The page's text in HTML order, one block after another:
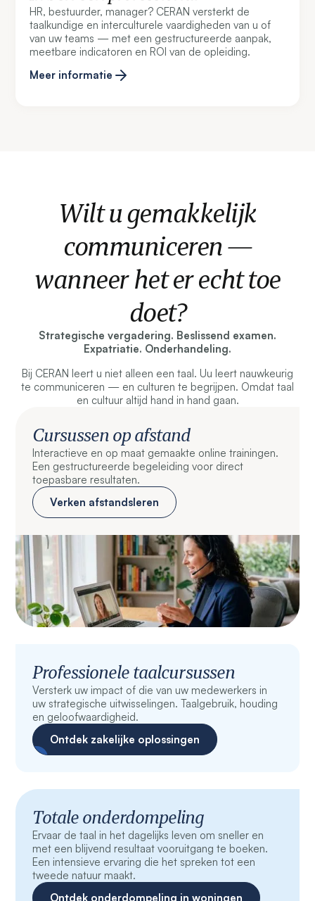
HR, bestuurder, manager? CERAN versterkt de
taalkundige en interculturele vaardigheden van u of
van uw teams — met een gestructureerde aanpak,
meetbare indicatoren en ROI van de opleiding.
Meer informatie
Wilt u gemakkelijk
communiceren —
wanneer het er echt toe
doet?
Strategische vergadering. Beslissend examen.
Expatriatie. Onderhandeling.
Bij CERAN leert u niet alleen een taal. Uu leert nauwkeurig
te communiceren — en culturen te begrijpen. Omdat taal
en cultuur altijd hand in hand gaan.
Cursussen op afstand
Interactieve en op maat gemaakte online trainingen.
Een gestructureerde begeleiding voor direct
toepasbare resultaten.
Verken afstandsleren
Professionele taalcursussen
Versterk uw impact of die van uw medewerkers in
uw strategische uitwisselingen. Taalgebruik, houding
en geloofwaardigheid.
Ontdek zakelijke oplossingen
Totale onderdompeling
Ervaar de taal in het dagelijks leven om sneller en
met een blijvend resultaat vooruitgang te boeken.
Een intensieve ervaring die het spreken tot een
tweede natuur maakt.
Ontdek onderdompeling in woningen